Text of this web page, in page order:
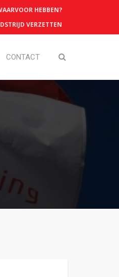
HEBBEN?
VERZETTEN
CONTACT